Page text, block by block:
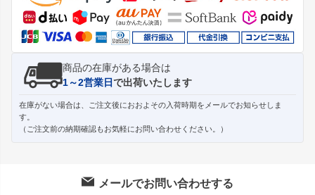
へ
商品の在庫がある場合は
1～2営業日で出荷いたします
在庫がない場合は、ご注文後におおよその入荷時期をメールでお知らせしま
す。
（ご注文前の納期確認もお気軽にお問い合わせください。）
メールでお問い合わせする